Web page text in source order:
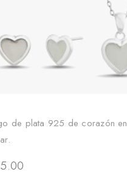
de plata 925 de corazón en